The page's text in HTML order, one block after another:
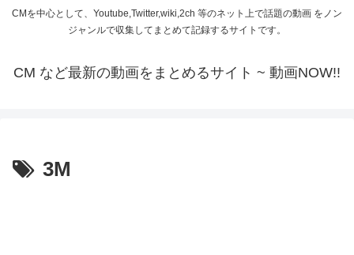
CMを中心として、Youtube,Twitter,wiki,2ch 等のネット上で話題の動画 をノン
ジャンルで収集してまとめて記録するサイトです。
CM など最新の動画をまとめるサイト ~ 動画NOW!!
3M